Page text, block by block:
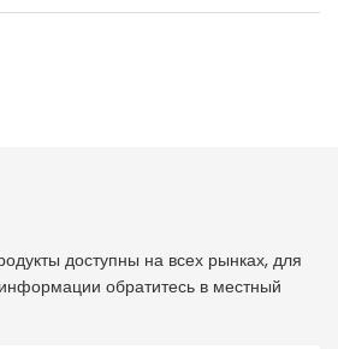
доступны на всех рынках, для
обратитесь в местный